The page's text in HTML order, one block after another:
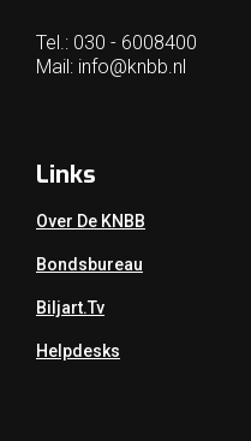
Tel.: 030 - 6008400
Mail: info@knbb.nl
Links
Over De KNBB
Bondsbureau
Biljart.tv
Helpdesks